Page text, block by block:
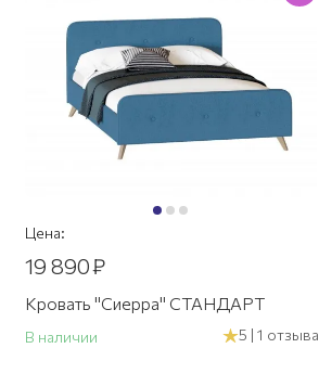
Цена:
19 890₽
Кровать "Сиерра" СТАНДАРТ
В наличии 5 | 1 отзыва